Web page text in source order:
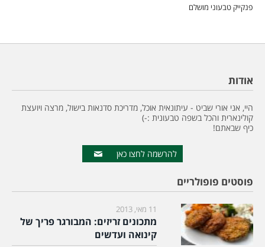
פנקייק טבעוני מושלם
אודות
היי, אני אורי שביט - עיתונאית אוכל, מדריכת סדנאות בישול, מרצה ויועצת
קולינארית והכל בשפה טבעונית :-)
כיף שבאתם!
להרשמה לחצו כאן
פוסטים פופולריים
11 מאי, 2013
מתכונים זריזים: המבורגר פריך של
קינואה ועדשים